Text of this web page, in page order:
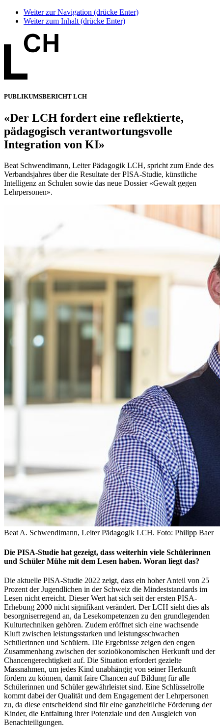
Weiter zur Navigation (drücke Enter)
Weiter zum Inhalt (drücke Enter)
PUBLIKUMSBERICHT LCH
«Der LCH fordert eine reflektierte,
pädagogisch verantwortungsvolle
Integration von KI»
Beat Schwendimann, Leiter Pädagogik LCH, spricht zum Ende des
Verbandsjahres über die Resultate der PISA-Studie, künstliche
Intelligenz an Schulen sowie das neue Dossier «Gewalt gegen
Lehrpersonen».
Beat A. Schwendimann, Leiter Pädagogik LCH. Foto: Philipp Baer
Die PISA-Studie hat gezeigt, dass weiterhin viele Schülerinnen
und Schüler Mühe mit dem Lesen haben. Woran liegt das?
Die aktuelle PISA-Studie 2022 zeigt, dass ein hoher Anteil von 25
Prozent der Jugendlichen in der Schweiz die Mindeststandards im
Lesen nicht erreicht. Dieser Wert hat sich seit der ersten PISA-
Erhebung 2000 nicht signifikant verändert. Der LCH sieht dies als
besorgniserregend an, da Lesekompetenzen zu den grundlegenden
Kulturtechniken gehören. Zudem eröffnet sich eine wachsende
Kluft zwischen leistungsstarken und leistungsschwachen
Schülerinnen und Schülern. Die Ergebnisse zeigen den engen
Zusammenhang zwischen der sozioökonomischen Herkunft und der
Chancengerechtigkeit auf. Die Situation erfordert gezielte
Massnahmen, um jedes Kind unabhängig von seiner Herkunft
fördern zu können, damit faire Chancen auf Bildung für alle
Schülerinnen und Schüler gewährleistet sind. Eine Schlüsselrolle
kommt dabei der Qualität und dem Engagement der Lehrpersonen
zu, da diese entscheidend sind für eine ganzheitliche Förderung der
Kinder, die Entfaltung ihrer Potenziale und den Ausgleich von
Benachteiligungen.